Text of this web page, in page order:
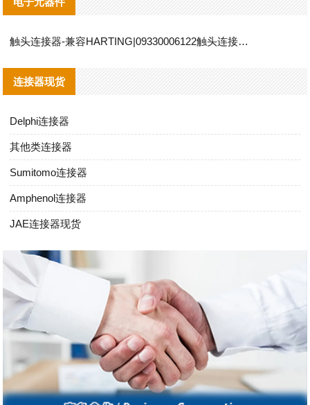
触头连接器-兼容HARTING|09330006122触头连接器替代品说明
连接器现货
Delphi连接器
其他类连接器
Sumitomo连接器
Amphenol连接器
JAE连接器现货